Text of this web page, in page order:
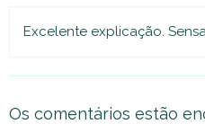
Excelente explicação.
Os comentários estão